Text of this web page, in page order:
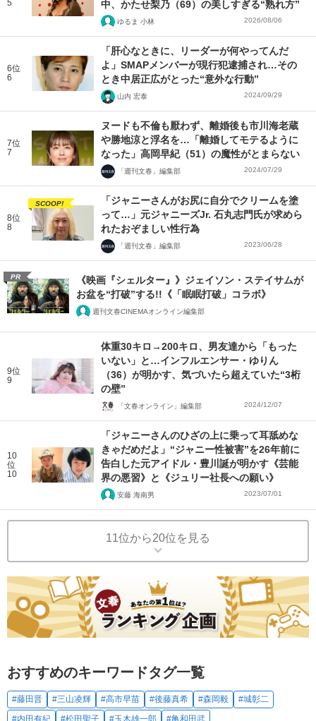
5
中、かたせ梨乃（69）の美しすぎる“熟れ方”
ゆるま 小林 2026/08/06
6位
6
「肝心なときに、リーダーが何やってんだ
よ」SMAPメンバーが現行犯逮捕され…その
とき中居正広がとった“意外な行動”
山内 宏泰 2024/09/29
7位
7
ヌードも不倫も厭わず、離婚後も市川海老蔵
や勝地涼と浮名を…「離婚してモテるように
なった」高岡早紀（51）の魔性がとまらない
「週刊文春」編集部 2024/07/29
8位
8
SCOOP!
「ジャニーさんがお尻に自分でクリームを塗
って…」元ジャニーズJr. 石丸志門氏が求めら
れたおぞましい性行為
「週刊文春」編集部 2023/06/28
PR
《映画『シェルター』》ジェイソン・ステイサムが
お盆を“打破”する!!《「眠眠打破」コラボ》
週刊文春CINEMAオンライン編集部
9位
9
体重30キロ→200キロ、男友達から「もった
いない」と…インフルエンサー・ゆりん
（36）が明かす、気づいたら超えていた“3桁
の壁”
「文春オンライン」編集部 2024/12/07
10
位
10
「ジャニーさんのひざの上に乗って耳舐めな
きゃだめだよ」“ジャニー性被害”を26年前に
告白した元アイドル・豊川誕が明かす《芸能
界の悪習》と《ジュリー社長への願い》
安藤 海南男 2023/07/01
11位から20位を見る
おすすめのキーワードタグ一覧
#藤田晋 #三山凌輝 #高市早苗 #後藤真希 #森岡毅
#城彰二
#内田有紀
#松田聖子 #玉木雄一郎 #亀和田武